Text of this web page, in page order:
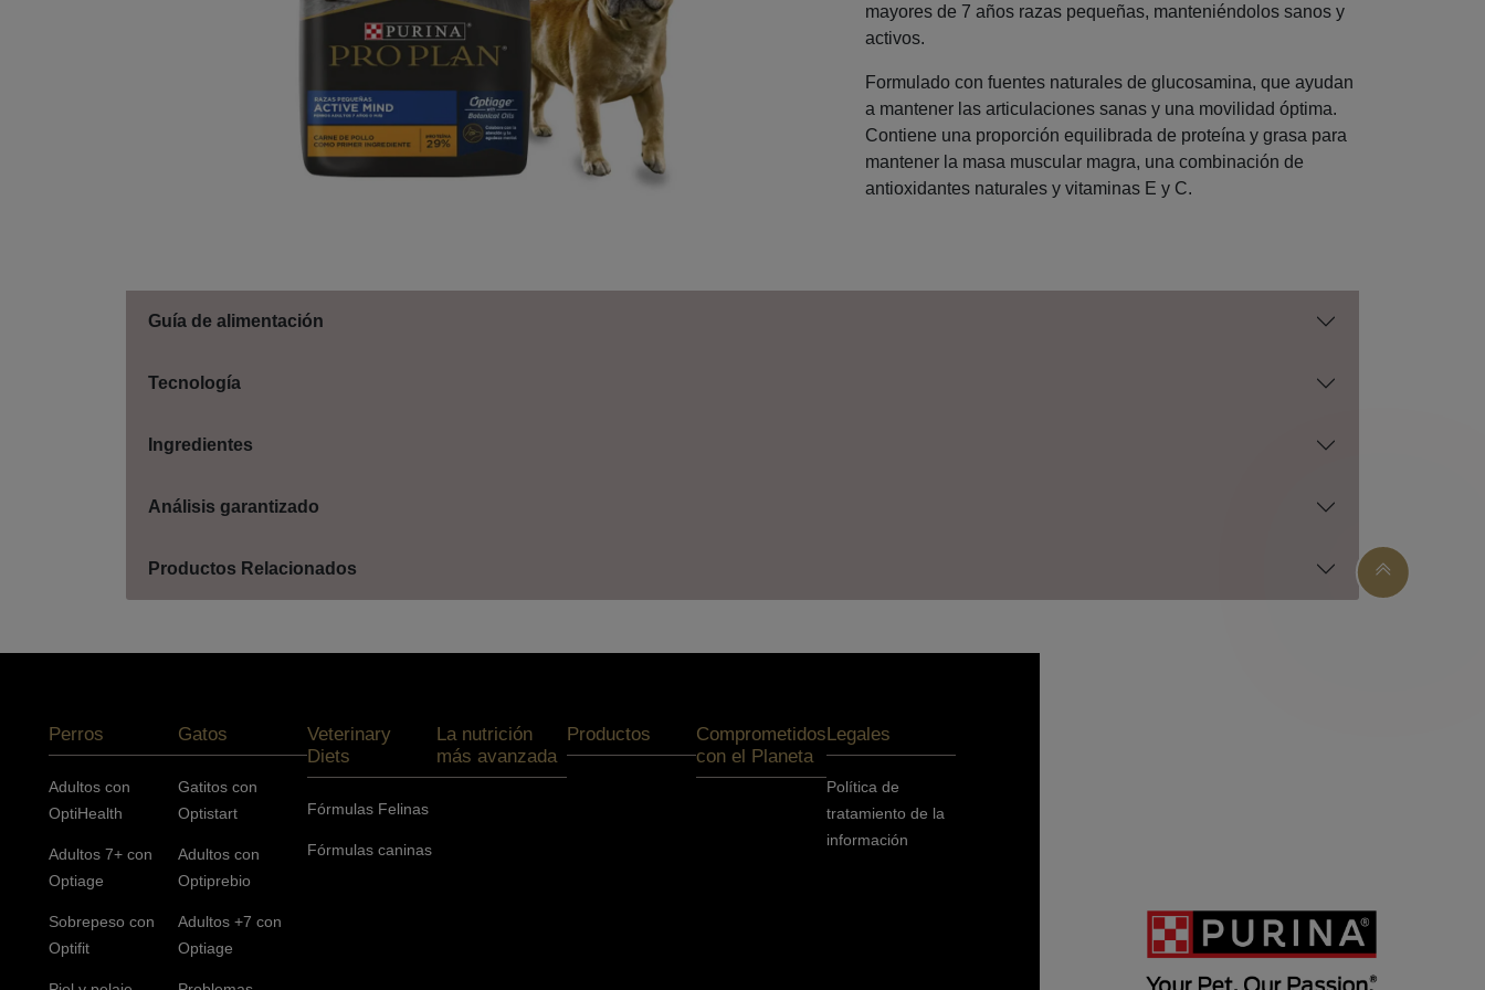
mayores de 7 años razas pequeñas, manteniéndolos sanos y
activos.
Formulado con fuentes naturales de glucosamina, que ayudan
a mantener las articulaciones sanas y una movilidad óptima.
Contiene una proporción equilibrada de proteína y grasa para
mantener la masa muscular magra, una combinación de
antioxidantes naturales y vitaminas E y C.
Guía de alimentación
Tecnología
Ingredientes
Análisis garantizado
Productos Relacionados
Perros
Adultos con
OptiHealth
Adultos 7+ con
Optiage
Sobrepeso con
Optifit
Gatos
Gatitos con
Optistart
Adultos con
Optiprebio
Adultos +7 con
Optiage
Veterinary
Diets
Fórmulas Felinas
Fórmulas caninas
La nutrición
más avanzada
Productos
Comprometidos
con el Planeta
Legales
Política de
tratamiento de la
información